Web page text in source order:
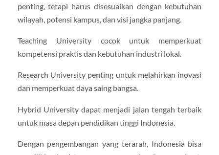
penting, tetapi harus disesuaikan dengan kebutuhan
wilayah, potensi kampus, dan visi jangka panjang.
Teaching University cocok untuk memperkuat
kompetensi praktis dan kebutuhan industri lokal.
Research University penting untuk melahirkan inovasi
dan memperkuat daya saing bangsa.
Hybrid University dapat menjadi jalan tengah terbaik
untuk masa depan pendidikan tinggi Indonesia.
Dengan pengembangan yang terarah, Indonesia bisa